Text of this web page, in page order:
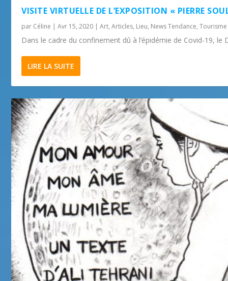
VISITE VIRTUELLE DE L’EXPOSITION « PIERRE
par Céline |Avr 15, 2020 |Art,Articles, Lieu, News Tendance,Tourisme
Dans le cadre du confinement dû à l’épidémie de Covid-19,
LIRE LA SUITE